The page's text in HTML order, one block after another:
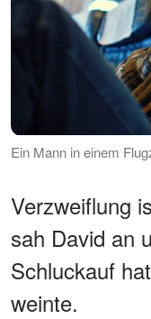
Ein Mann in einem
Verzweiflung
sah David an
Schluckauf
weinte.